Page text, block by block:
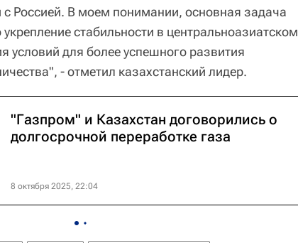
Россией. В моем понимании, основная задача
укрепление стабильности в центральноазиатском
условий для более успешного развития
- отметил казахстанский лидер.
"Газпром" и Казахстан договорились о
долгосрочной переработке газа
8 октября 2025, 22:04